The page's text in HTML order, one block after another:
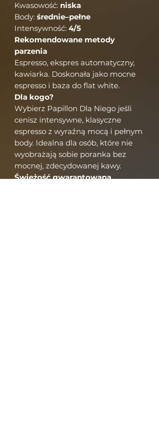
Kwasowość: niska
Body: średnie–pełne
Intensywność: 4/5
Rekomendowane metody
parzenia
Espresso, ekspres automatyczny,
kawiarka. Doskonała jako mocne
espresso i baza do flat white.
Dla kogo?
Wybierz Papillon Dla Niego jeśli
cenisz intensywne, klasyczne
espresso z wyraźną mocą i pełnym
body. Idealna dla osób, które nie
wyobrażają sobie poranka bez
mocnej, zdecydowanej kawy.
Świeżość gwarantowana